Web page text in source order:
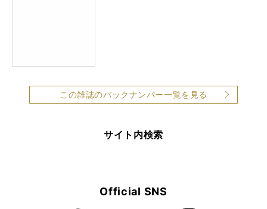
この雑誌のバックナンバー一覧を見る
サイト内検索
Official SNS